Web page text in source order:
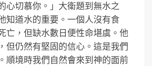
心切慕你。」大衛題到無水之
知道水的重要。一個人沒有食
亡，但缺水數日便性命堪虞。他
但仍然有堅固的信心。這是我們
順境時我們自然會來到神的面前